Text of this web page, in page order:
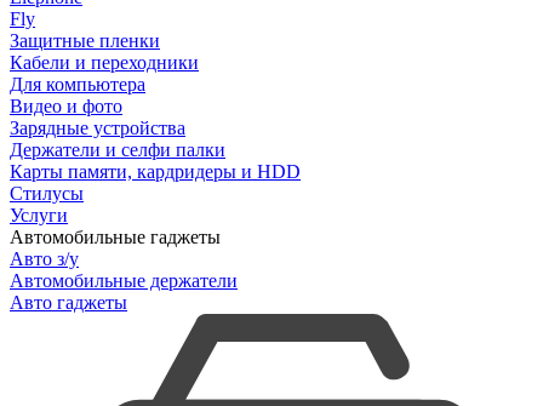
Fly
Защитные пленки
Кабели и переходники
Для компьютера
Видео и фото
Зарядные устройства
Держатели и селфи палки
Карты памяти, кардридеры и HDD
Стилусы
Услуги
Автомобильные гаджеты
Авто з/у
Автомобильные держатели
Авто гаджеты